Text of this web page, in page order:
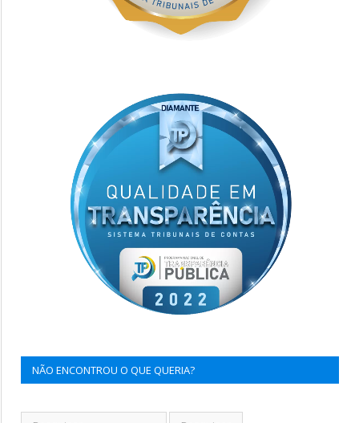
NÃO ENCONTROU O QUE QUERIA?